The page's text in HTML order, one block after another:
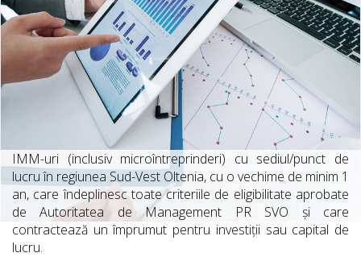
IMM-uri (inclusiv microîntreprinderi) cu sediul/punct de
lucru în regiunea Sud-Vest Oltenia, cu o vechime de minim 1
an, care îndeplinesc toate criteriile de eligibilitate aprobate
de Autoritatea de Management PR SVO și care
contractează un împrumut pentru investiții sau capital de
lucru.